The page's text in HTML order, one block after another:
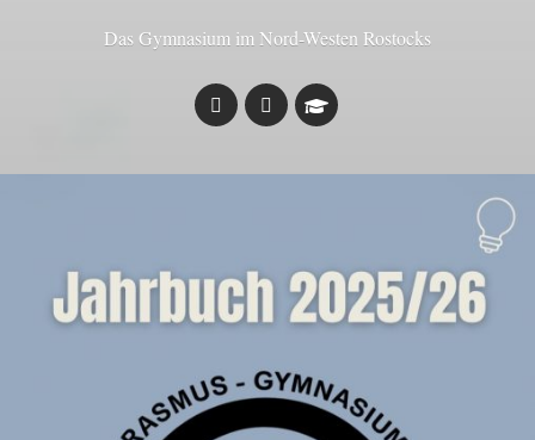
Das Gymnasium im Nord-Westen Rostocks